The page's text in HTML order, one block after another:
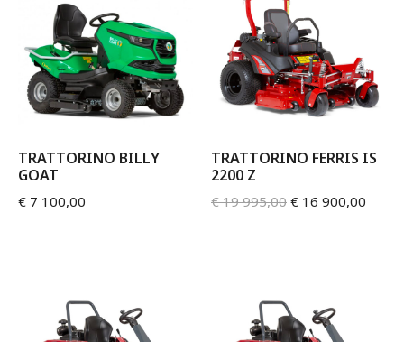
TRATTORINO BILLY
GOAT
€ 7 100,00
TRATTORINO FERRIS IS
2200 Z
€19 995,00 € 16 900,00